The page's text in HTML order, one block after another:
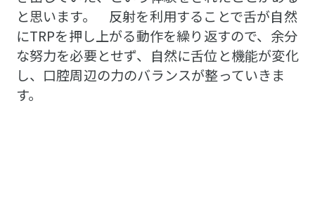
と思います。 反射を利用することで舌が自然
にTRPを押し上がる動作を繰り返すので、余分
な努力を必要とせず、自然に舌位と機能が変化
し、口腔周辺の力のバランスが整っていきま
す。